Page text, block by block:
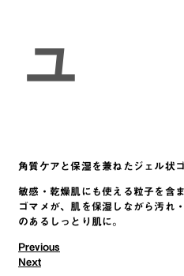
ュ
角質ケアと保湿を兼ねたジェル状
敏感・乾燥肌にも使える粒子を含
ゴマメが、肌を保湿しながら汚れ
のあるしっとり肌に。
Post navigation
Previous
Next